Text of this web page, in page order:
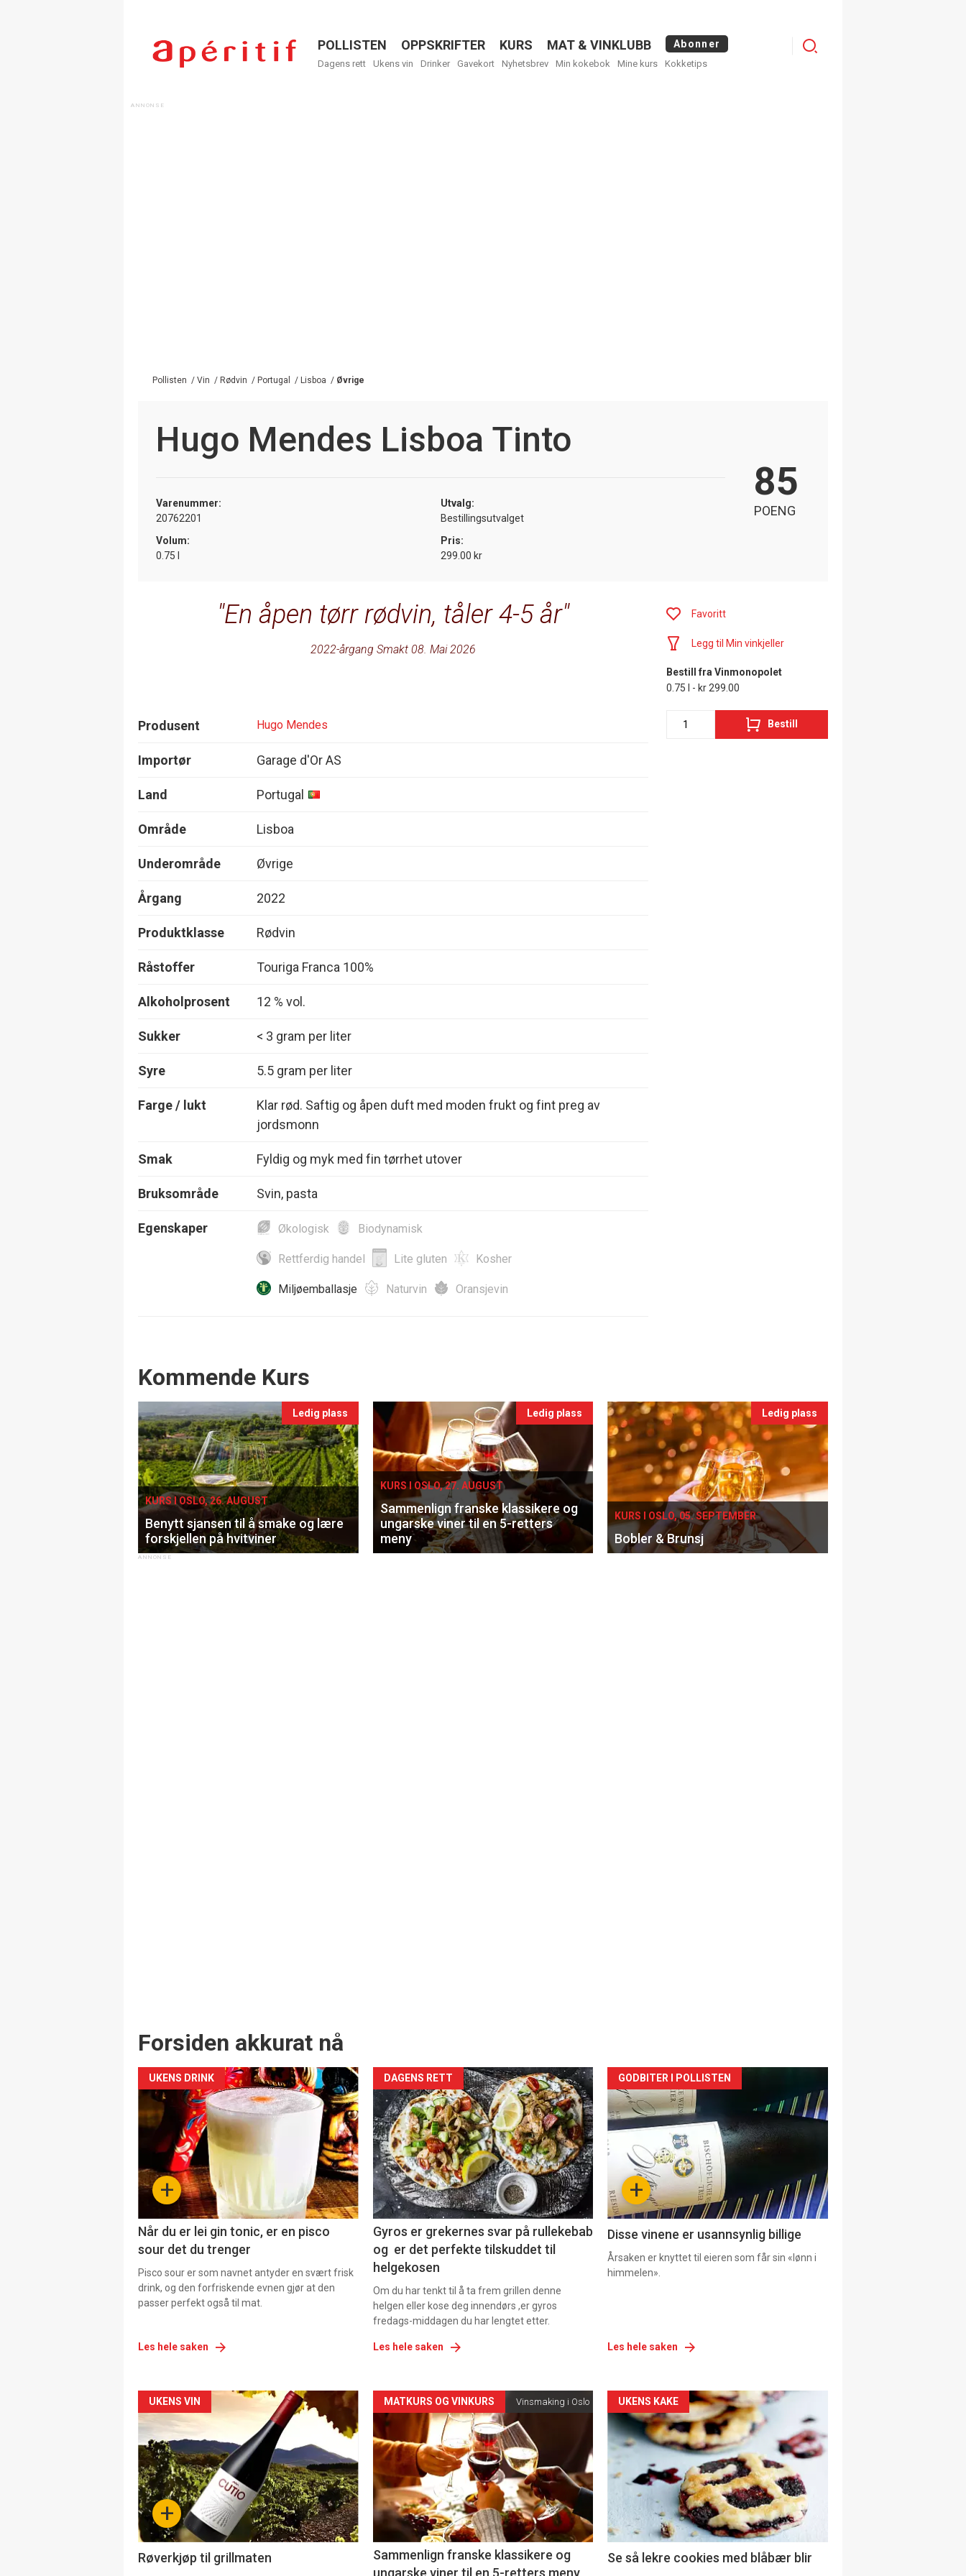
Menu
POLLISTEN OPPSKRIFTER KURS MAT & VINKLUBB Abonner
Dagens rett Ukens vin Drinker Gavekort Nyhetsbrev Min kokebok Mine kurs Kokketips
Menu
Pollisten / Vin / Rødvin / Portugal / Lisboa / Øvrige
Hugo Mendes Lisboa Tinto
Varenummer:
20762201
Utvalg:
Bestillingsutvalget
Volum:
0.75 l
Pris:
299.00 kr
85
POENG
En åpen tørr rødvin, tåler 4-5 år
2022-årgang Smakt 08. Mai 2026
Produsent Hugo Mendes
Importør Garage d'Or AS
Land Portugal
Område Lisboa
Underområde Øvrige
Årgang 2022
Produktklasse Rødvin
Råstoffer Touriga Franca 100%
Alkoholprosent 12 % vol.
Sukker < 3 gram per liter
Syre 5.5 gram per liter
Farge / lukt
Klar rød. Saftig og åpen duft med moden frukt og fint preg av
jordsmonn
Smak Fyldig og myk med fin tørrhet utover
Bruksområde Svin, pasta
Egenskaper Økologisk Biodynamisk
Rettferdig handel Lite gluten Kosher
Miljøemballasje Naturvin Oransjevin
Favoritt
Legg til Min vinkjeller
Bestill fra Vinmonopolet
0.75 l - kr 299.00
Bestill
Events
Kommende Kurs
Ledig plass
KURS I OSLO, 26. AUGUST
Benytt sjansen til å smake og lære
forskjellen på hvitviner
Ledig plass
KURS I OSLO, 27. AUGUST
Sammenlign franske klassikere og
ungarske viner til en 5-retters
meny
Ledig plass
KURS I OSLO, 05. SEPTEMBER
Bobler & Brunsj
Forsiden akkurat nå
+
UKENS DRINK
Når du er lei gin tonic, er en pisco
sour det du trenger
Pisco sour er som navnet antyder en svært frisk
drink, og den forfriskende evnen gjør at den
passer perfekt også til mat.
Les hele saken
Forsiden
akkurat
nå
-
2
DAGENS RETT
Gyros er grekernes svar på rullekebab
og er det perfekte tilskuddet til
helgekosen
Om du har tenkt til å ta frem grillen denne
helgen eller kose deg innendørs ,er gyros
fredags-middagen du har lengtet etter.
Les hele saken
Forsiden
akkurat
nå
3 +
GODBITER I POLLISTEN
Disse vinene er usannsynlig billige
Årsaken er knyttet til eieren som får sin «lønn i
himmelen».
Les hele saken
Forsiden
akkurat
nå
-
4 +
UKENS VIN
Røverkjøp til grillmaten
Forsiden
akkurat
nå
-
5
MATKURS OG VINKURS Vinsmaking i Oslo
Sammenlign franske klassikere og
ungarske viner til en 5-retters meny
Forsiden
akkurat
nå
6
UKENS KAKE
Se så lekre cookies med blåbær blir